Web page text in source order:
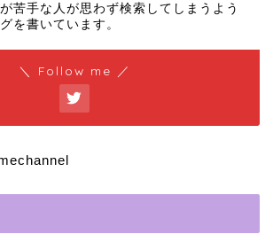
苦手な人が思わず検索してしまうよう
を書いています。
＼ Follow me ／